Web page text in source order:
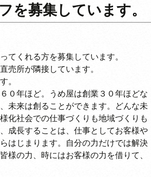
を募集しています。
てくれる方を募集しています。
売所が隣接しています。
。
０年ほど。うめ屋は創業３０年ほどな
未来は創ることができます。どんな未
化社会での仕事づくりも地域づくりも
成長することは、仕事としてお客様や
はじまります。自分の力だけでは解決
様の力、時にはお客様の力を借りて、